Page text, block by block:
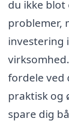
du ikke blot
problemer,
investering
fordele ved
praktisk og
spare dig